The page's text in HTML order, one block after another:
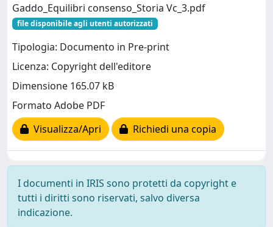
Gaddo_Equilibri consenso_Storia Vc_3.pdf
file disponibile agli utenti autorizzati
Tipologia: Documento in Pre-print
Licenza: Copyright dell'editore
Dimensione 165.07 kB
Formato Adobe PDF
Visualizza/Apri
Richiedi una copia
I documenti in IRIS sono protetti da copyright e
tutti i diritti sono riservati, salvo diversa
indicazione.